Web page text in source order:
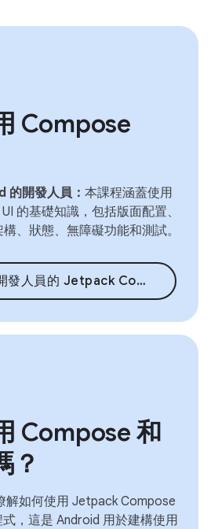
Compose
的開發人員： 本課程涵蓋使用
的基礎知識，包括版面配置、
、狀態、無障礙功能和測試。
員的 Jetpack Compose
Compose 和
？
解如何使用 Jetpack Compose
，這是 Android 用於建構使用